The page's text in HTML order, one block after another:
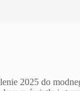
2025 do